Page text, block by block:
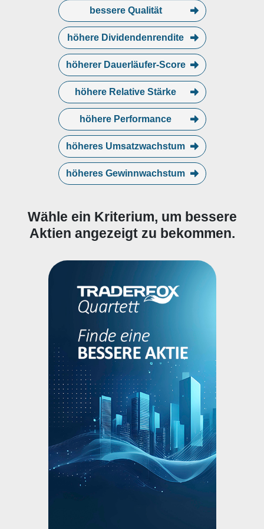
bessere Qualität
höhere Dividendenrendite
höherer Dauerläufer-Score
höhere Relative Stärke
höhere Performance
höheres Umsatzwachstum
höheres Gewinnwachstum
Wähle ein Kriterium, um bessere
Aktien angezeigt zu bekommen.